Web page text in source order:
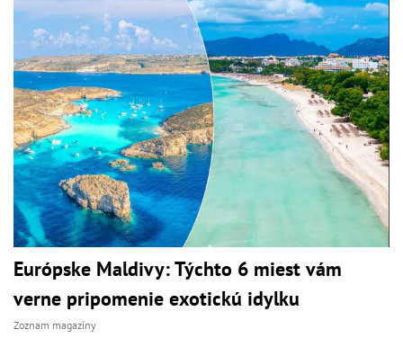
Európske Maldivy: Týchto 6 miest vám
verne pripomenie exotickú idylku
Zoznam magazíny